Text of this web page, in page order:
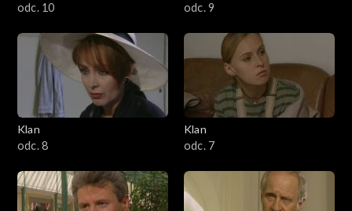
odc. 10
odc. 9
Klan
odc. 8
Klan
odc. 7